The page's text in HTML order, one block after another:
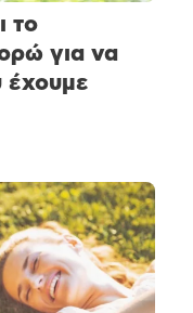
το
για να
έχουμε